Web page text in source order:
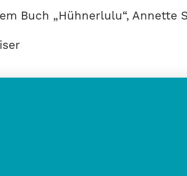
Buch „Hühnerlulu“, Annette